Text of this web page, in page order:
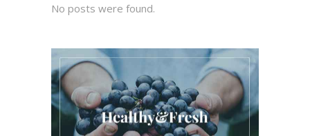
No posts were found.